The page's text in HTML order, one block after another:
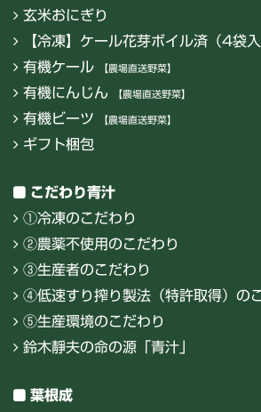
玄米おにぎり
【冷凍】ケール花芽ボイル済（4袋入
有機ケール
【農場直送野菜】
有機にんじん 【農場直送野菜】
有機ビーツ 【農場直送野菜】
ギフト梱包
こだわり青汁
①冷凍のこだわり
②農薬不使用のこだわり
③生産者のこだわり
④低速すり搾り製法（特許取得）の
⑤生産環境のこだわり
鈴木靜夫の命の源「青汁」
葉根成